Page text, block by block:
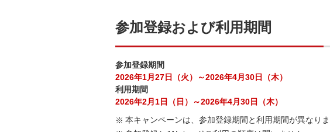
参加登録および利用期間
参加登録期間
2026年1月27日（火）～2026年4月30日（木）
利用期間
2026年2月1日（日）～2026年4月30日（木）
本キャンペーンは、参加登録期間と利用期間が異なり